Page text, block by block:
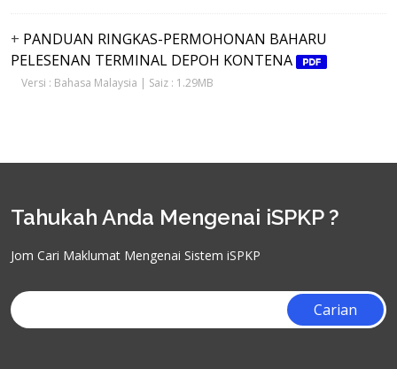
+ PANDUAN RINGKAS-PERMOHONAN BAHARU
PELESENAN TERMINAL DEPOH KONTENA
Versi : Bahasa Malaysia | Saiz : 1.29MB
Tahukah Anda Mengenai iSPKP ?
Jom Cari Maklumat Mengenai Sistem iSPKP